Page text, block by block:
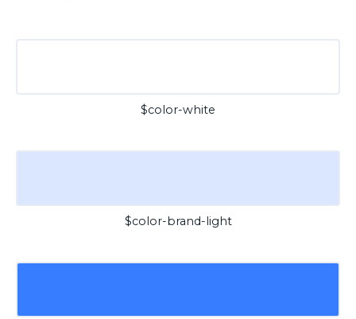
$color-white
$color-brand-light